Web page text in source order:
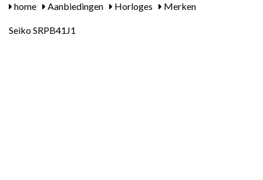
home
Aanbiedingen Horloges Merken
Seiko SRPB41J1